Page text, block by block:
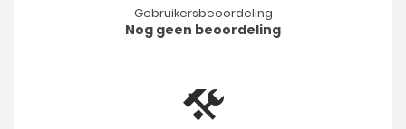
Gebruikersbeoordeling
Nog geen beoordeling